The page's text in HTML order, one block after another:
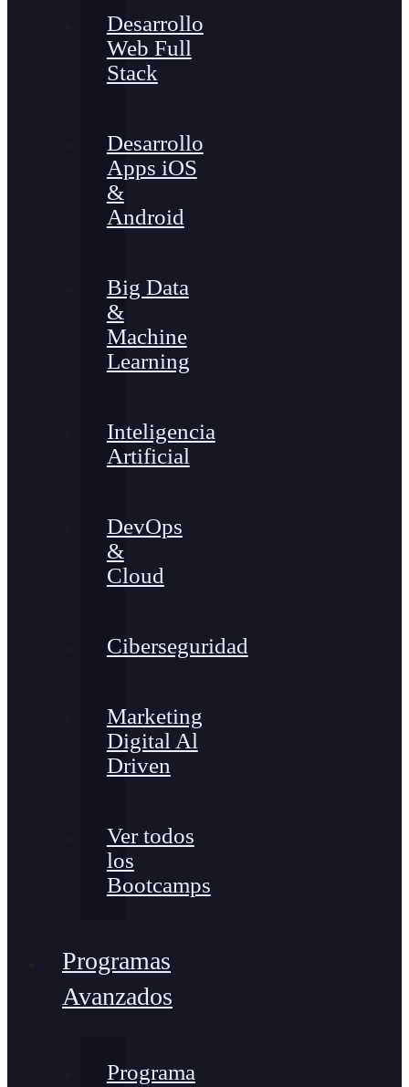
Desarrollo
Web Full
Stack
Desarrollo
Apps iOS
&
Android
Big Data
&
Machine
Learning
Inteligencia
Artificial
DevOps
&
Cloud
Ciberseguridad
Marketing
Digital Al
Driven
Ver todos
los
Bootcamps
Programas
Avanzados
Programa